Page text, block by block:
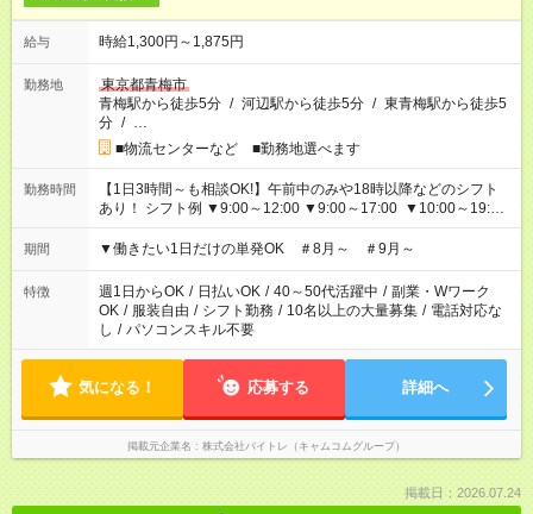
給与 時給1,300円～1,875円
勤務地
東京都青梅市
青梅駅から徒歩5分 / 河辺駅から徒歩5分 / 東青梅駅から徒歩5
分 / …
■物流センターなど ■勤務地選べます
勤務時間
【1日3時間～も相談OK!】午前中のみや18時以降などのシフト
あり！ シフト例 ▼9:00～12:00 ▼9:00～17:00 ▼10:00～19:00
▼18:00～21:00
期間 ▼働きたい1日だけの単発OK ＃8月～ ＃9月～
特徴 週1日からOK / 日払いOK / 40～50代活躍中 / 副業・Wワーク
OK / 服装自由 / シフト勤務 / 10名以上の大量募集 / 電話対応な
し / パソコンスキル不要
気になる！ 応募する 詳細へ
掲載元企業名 株式会社バイトレ（キャムコムグループ）
掲載日：2026.07.24